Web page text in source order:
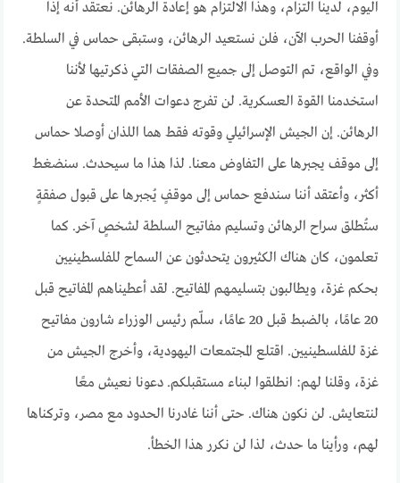
اليوم، لدينا التزام، وهذا الالتزام هو إعادة الرهائن. نعتقد أنه إذا
أوقفنا الحرب الآن، فلن نستعيد الرهائن، وستبقى حماس في السلطة.
وفي الواقع، تم التوصل إلى جميع الصفقات التي ذكرتيها لأننا
استخدمنا القوة العسكرية. لن تفرج دعوات الأمم المتحدة عن
الرهائن. إن الجيش الإسرائيلي وقوته فقط هما اللذان أوصلا حماس
إلى موقف يجبرها على التفاوض معنا. لذا هذا ما سيحدث. سنضغط
أكثر، وأعتقد أننا سندفع حماس إلى موقفٍ يُجبرها على قبول صفقةٍ
ستُطلق سراح الرهائن وتسليم مفاتيح السلطة لشخصٍ آخر. كما
تعلمون، كان هناك الكثيرون يتحدثون عن السماح للفلسطينيين
بحكم غزة، ويطالبون بتسليمهم المفاتيح. لقد أعطيناهم المفاتيح قبل
20 عامًا، بالضبط قبل 20 عامًا، سلّم رئيس الوزراء شارون مفاتيح
غزة للفلسطينيين. اقتلع المجتمعات اليهودية، وأخرج الجيش من
غزة، وقلنا لهم: انطلقوا لبناء مستقبلكم. دعونا نعيش معًا
لنتعايش. لن نكون هناك. حتى أننا غادرنا الحدود مع مصر، وتركناها
لهم، ورأينا ما حدث، لذا لن نكرر هذا الخطأ.